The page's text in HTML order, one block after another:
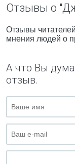
Отзывы о
Отзывы
мнения людей о
А что Вы
отзыв.